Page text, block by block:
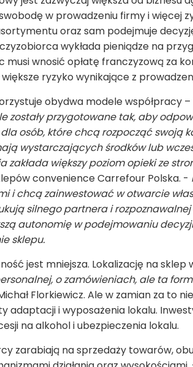
w prowadzeniu firmy i więcej
oraz sam podejmuje
wykłada pieniądze na
musi wnosić opłatę franczyzową za
ryzyko wynikające z
obydwa modele współpracy
zostały przygotowane tak, aby
osób, które chcą rozpocząć swoją
wystarczających środków lub
zakłada większy poziom opieki ze
convenience Carrefour Polska. -
i chcą zainwestować w otwarcie
silnego partnera i
autonomię w podejmowaniu
sklepu.
jest mniejsza. Lokalizację na
o zamówieniach, ale ta
Florkiewicz. Ale w zamian za to
adaptacji i wyposażenia lokalu.
na alkohol i ubezpieczenia lokalu.
zarabiają na sprzedaży towarów,